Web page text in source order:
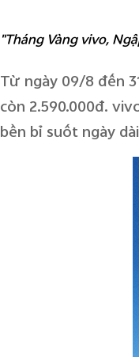
"Tháng Vàng vivo,
Từ ngày 09/8 đến
còn 2.590.000đ.
bền bỉ suốt ngày